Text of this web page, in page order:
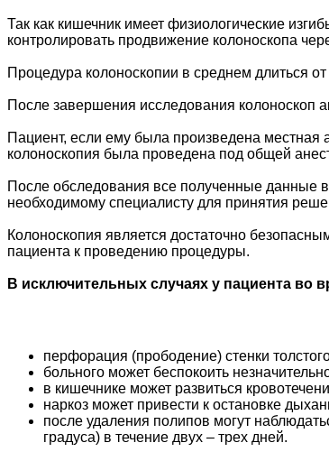
Так как кишечник имеет физиологические
контролировать продвижение колоноскопа
Процедура колоноскопии в среднем длиться
После завершения исследования колоноскоп
Пациент, если ему была произведена местная
колоноскопия была проведена под общей
После обследования все полученные данные
необходимому специалисту для принятия
Колоноскопия является достаточно
пациента к проведению процедуры.
В исключительных случаях у пациента во
перфорация (прободение) стенки
больного может беспокоить
в кишечнике может развиться
наркоз может привести к остановке
после удаления полипов могут
градуса) в течение двух – трех дней.